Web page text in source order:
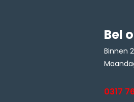
Bel
Binnen
0317